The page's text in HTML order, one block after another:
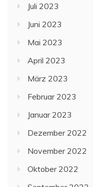
Juli 2023
Juni 2023
Mai 2023
April 2023
März 2023
Februar 2023
Januar 2023
Dezember 2022
November 2022
Oktober 2022